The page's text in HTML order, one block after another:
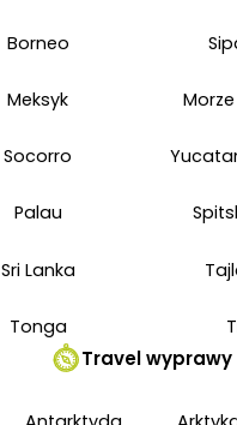
Borneo
Meksyk
Socorro
Palau
Sri Lanka
Tonga
Travel wyprawy